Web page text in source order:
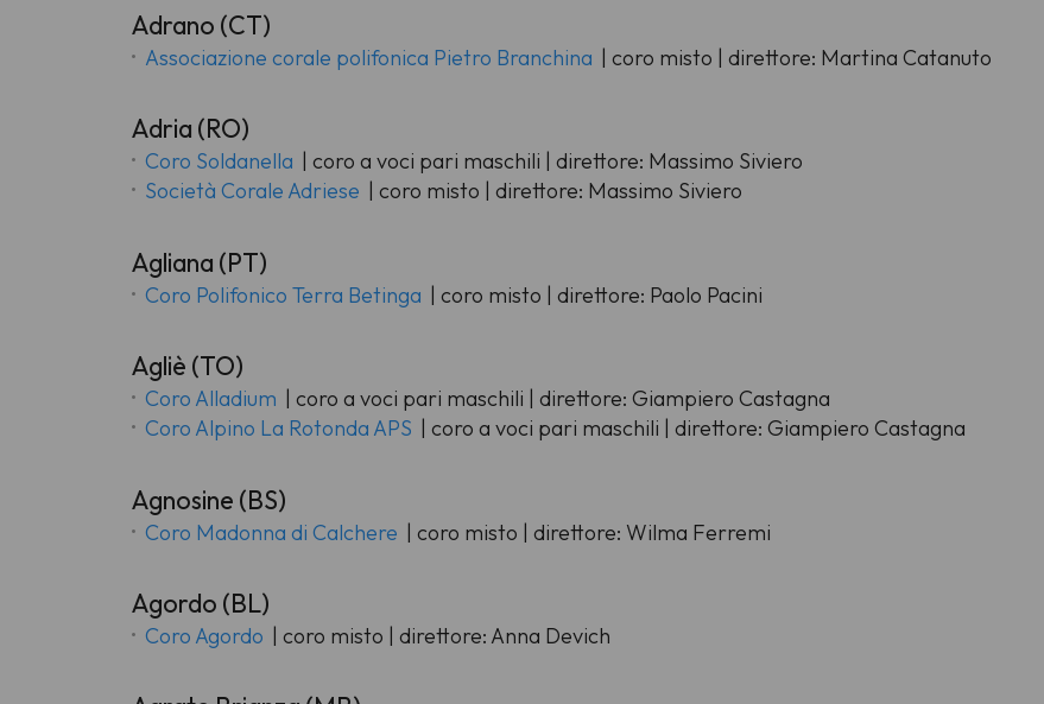
Adrano (CT)
Associazione corale polifonica Pietro Branchina | coro misto | direttore: Martina Catanuto
Adria (RO)
Coro Soldanella | coro a voci pari maschili | direttore: Massimo Siviero
Società Corale Adriese | coro misto | direttore: Massimo Siviero
Agliana (PT)
Coro Polifonico Terra Betinga | coro misto | direttore: Paolo Pacini
Agliè (TO)
Coro Alladium | coro a voci pari maschili | direttore: Giampiero Castagna
Coro Alpino La Rotonda APS | coro a voci pari maschili | direttore: Giampiero Castagna
Agnosine (BS)
Coro Madonna di Calchere | coro misto | direttore: Wilma Ferremi
Agordo (BL)
Coro Agordo | coro misto | direttore: Anna Devich